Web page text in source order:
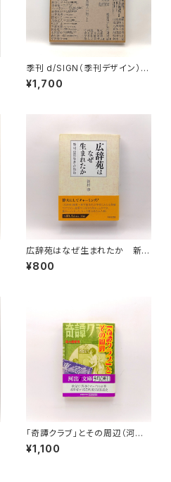
季刊 d/SIGN（季刊デザイン）n
o.5 特集：レイアウト宣言
¥1,700
広辞苑はなぜ生まれたか 新村
出の生きた軌跡
¥800
「奇譚クラブ」とその周辺（河出 i
文庫）
¥1,100